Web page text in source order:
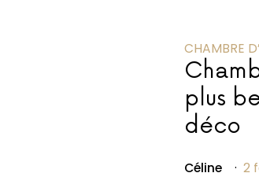
CHAMBRE
plus
déco
Céline
2